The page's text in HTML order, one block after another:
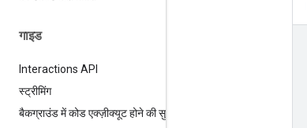
गाइड
Interactions API
स्ट्रीमिंग
बैकग्राउंड में कोड एक्ज़ीक्यूट होने की सुविधा